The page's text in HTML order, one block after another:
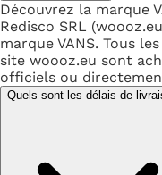
Découvrez la marque
Redisco SRL
marque VANS. Tous
site woooz.eu sont
officiels ou
Quels sont les délais de